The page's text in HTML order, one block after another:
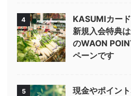
4
KASUMIカード
新規入会特典
のWAON
ペーンです
5
現金やポイン